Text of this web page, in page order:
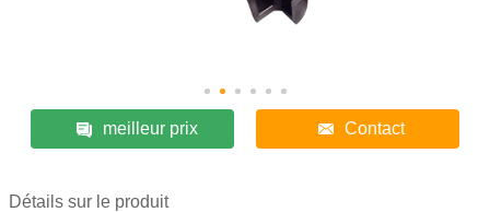
meilleur prix Contact
Détails sur le produit